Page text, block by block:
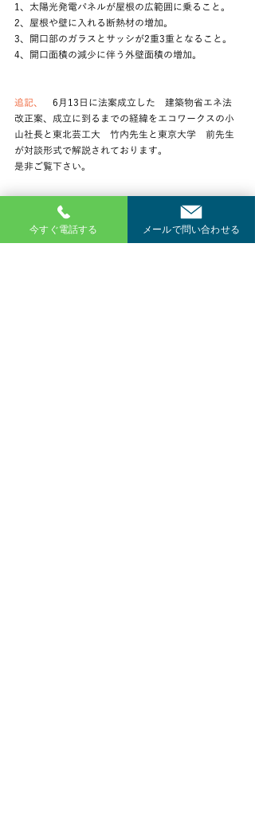
1、太陽光発電パネルが屋根の広範囲に乗ること。
2、屋根や壁に入れる断熱材の増加。
3、開口部のガラスとサッシが2重3重となること。
4、開口面積の減少に伴う外壁面積の増加。
追記、
6月13日に法案成立した　建築物省エネ法
改正案、成立に到るまでの経緯をエコワークスの小
山社長と東北芸工大　竹内先生と東京大学　前先生
が対談形式で解説されております。
是非ご覧下さい。
今すぐ電話する メールで問い合わせる